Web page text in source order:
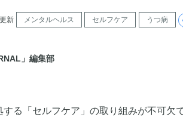
新 メンタルヘルス セルフケア うつ病
」編集部
る「セルフケア」の取り組みが不可欠で